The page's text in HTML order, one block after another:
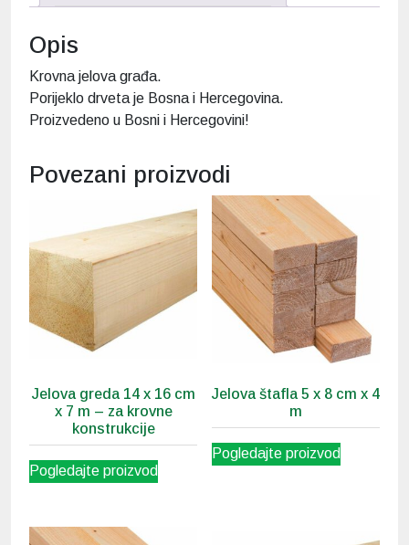
Opis
Krovna jelova građa.
Porijeklo drveta je Bosna i Hercegovina.
Proizvedeno u Bosni i Hercegovini!
Povezani proizvodi
Jelova greda 14 x 16 cm
x 7 m – za krovne
konstrukcije
Pogledajte proizvod
Jelova štafla 5 x 8 cm x 4
m
Pogledajte proizvod